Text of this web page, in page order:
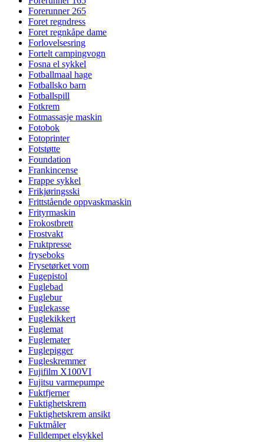
Forerunner 265
Foret regndress
Foret regnkåpe dame
Forlovelsesring
Fortelt campingvogn
Fosna el sykkel
Fotballmaal hage
Fotballsko barn
Fotballspill
Fotkrem
Fotmassasje maskin
Fotobok
Fotoprinter
Fotstøtte
Foundation
Frankincense
Frappe sykkel
Frikjøringsski
Frittstående oppvaskmaskin
Frityrmaskin
Frokostbrett
Frostvakt
Fruktpresse
fryseboks
Frysetørket vom
Fugepistol
Fuglebad
Fuglebur
Fuglekasse
Fuglekikkert
Fuglemat
Fuglemater
Fuglepigger
Fugleskremmer
Fujifilm X100VI
Fujitsu varmepumpe
Fuktfjerner
Fuktighetskrem
Fuktighetskrem ansikt
Fuktmåler
Fulldempet elsykkel